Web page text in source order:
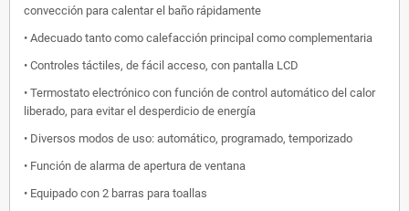
convección para calentar el baño rápidamente
• Adecuado tanto como calefacción principal como complementaria
• Controles táctiles, de fácil acceso, con pantalla LCD
• Termostato electrónico con función de control automático del calor
liberado, para evitar el desperdicio de energía
• Diversos modos de uso: automático, programado, temporizado
• Función de alarma de apertura de ventana
• Equipado con 2 barras para toallas